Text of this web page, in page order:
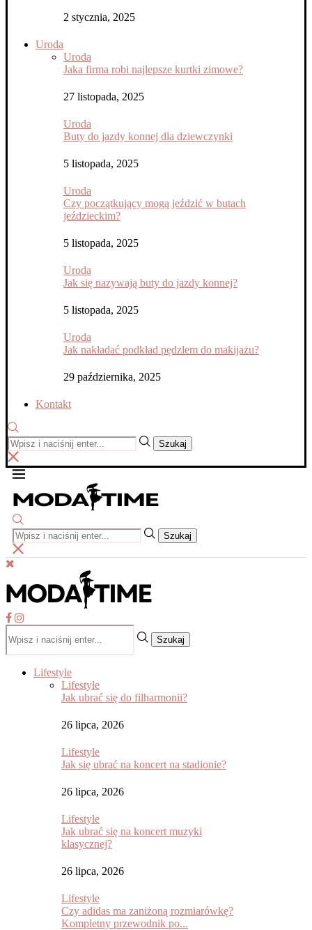
2 stycznia, 2025
Uroda
Uroda
Jaka firma robi najlepsze kurtki zimowe?
27 listopada, 2025
Uroda
Buty do jazdy konnej dla dziewczynki
5 listopada, 2025
Uroda
Czy początkujący mogą jeździć w butach
jeździeckim?
5 listopada, 2025
Uroda
Jak się nazywają buty do jazdy konnej?
5 listopada, 2025
Uroda
Jak nakładać podkład pędzlem do makijażu?
29 października, 2025
Kontakt
Szukaj
Szukaj
Szukaj
Lifestyle
Lifestyle
Jak ubrać się do filharmonii?
26 lipca, 2026
Lifestyle
Jak się ubrać na koncert na stadionie?
26 lipca, 2026
Lifestyle
Jak ubrać się na koncert muzyki
klasycznej?
26 lipca, 2026
Lifestyle
Czy adidas ma zaniżoną rozmiarówkę?
Kompletny przewodnik po...